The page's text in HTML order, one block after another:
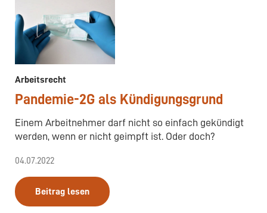
Arbeitsrecht
Pandemie-2G als Kündigungsgrund
Einem Arbeitnehmer darf nicht so einfach gekündigt
werden, wenn er nicht geimpft ist. Oder doch?
04.07.2022
Beitrag lesen